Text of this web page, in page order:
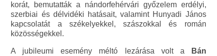
korát, bemutatták a nándorfehérvári győzelem erdélyi,
szerbiai és délvidéki hatásait, valamint Hunyadi János
kapcsolatát a székelyekkel, szászokkal és román
közösségekkel.
A jubileumi esemény méltó lezárása volt a
Bán